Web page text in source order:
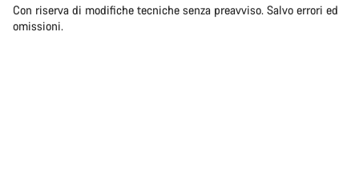
Con riserva di modifiche tecniche senza preavviso. Salvo errori ed
omissioni.